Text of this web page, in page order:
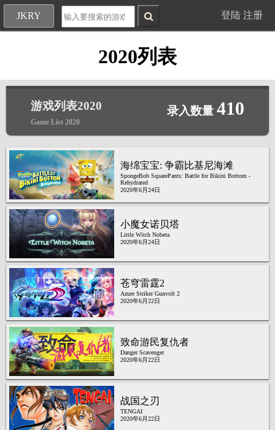
JKRY 登陆 注册
2020列表
游戏列表2020
Game List 2020
录入数量 410
海绵宝宝: 争霸比基尼海滩
SpongeBob SquarePants: Battle for Bikini Bottom -
Rehydrated
2020年6月24日
小魔女诺贝塔
Little Witch Nobeta
2020年6月24日
苍穹雷霆2
Azure Striker Gunvolt 2
2020年6月22日
致命游民复仇者
Danger Scavenger
2020年6月22日
战国之刃
TENGAI
2020年6月22日